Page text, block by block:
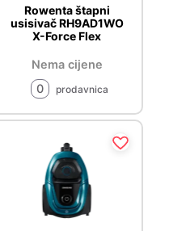
Rowenta štapni
usisivač RH9AD1WO
X-Force Flex
Nema cijene
0
prodavnica